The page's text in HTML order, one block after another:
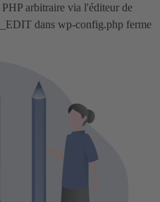
arbitraire via l'éditeur de
dans wp-config.php ferme